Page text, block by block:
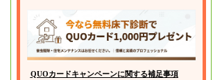
QUOカードキャンペーンに関する補足事項